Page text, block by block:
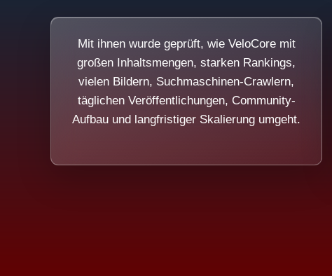
Mit ihnen wurde geprüft, wie VeloCore mit
großen Inhaltsmengen, starken Rankings,
vielen Bildern, Suchmaschinen-Crawlern,
täglichen Veröffentlichungen, Community-
Aufbau und langfristiger Skalierung umgeht.